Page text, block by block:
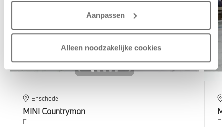
Aanpassen
Alleen noodzakelijke cookies
Enschede
MINI Countryman
E
E